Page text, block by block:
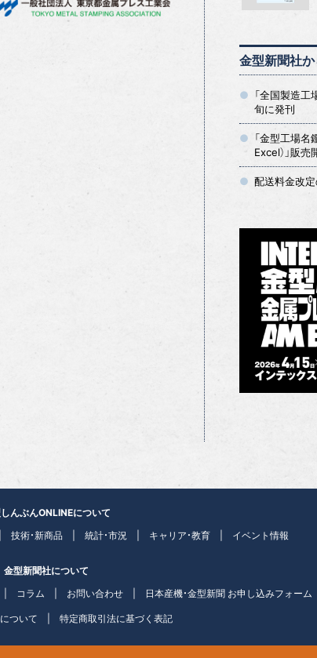
金型新聞社
「全国製造工
旬に発刊
「金型工場
Excel）」販
配送料金改
んぶんONLINEについて
技術・新商品 統計・市況 キャリア・教育 イベント情報
金型新聞社について
コラム お問い合わせ 日本産機・金型新聞 お申し込みフォーム
ついて 特定商取引法に基づく表記